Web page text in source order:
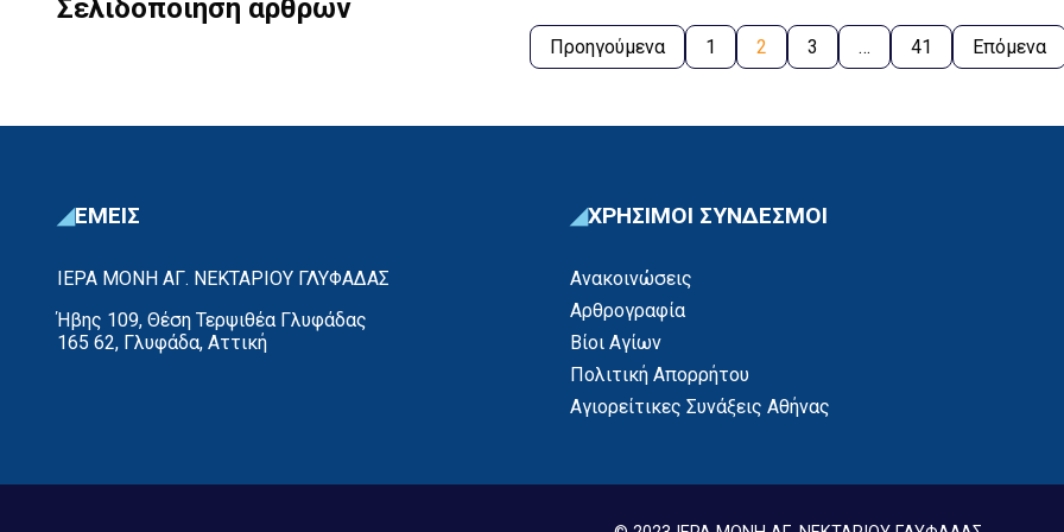
Κωνσταντινούπολη, όπου γρήγορα απέκτησε φήμη
σοφού και δημιούργησε φιλικές σχέσεις […]
Σελιδοποίηση άρθρων
Προηγούμενα 1 2 3 … 41 Επόμενα
ΕΜΕΙΣ
ΙΕΡΑ ΜΟΝΗ ΑΓ. ΝΕΚΤΑΡΙΟΥ ΓΛΥΦΑΔΑΣ
Ήβης 109, Θέση Τερψιθέα Γλυφάδας
165 62, Γλυφάδα, Αττική
ΧΡΗΣΙΜΟΙ ΣΥΝΔΕΣΜΟΙ
Ανακοινώσεις
Αρθρογραφία
Βίοι Αγίων
Πολιτική Απορρήτου
Αγιορείτικες Συνάξεις Αθήνας